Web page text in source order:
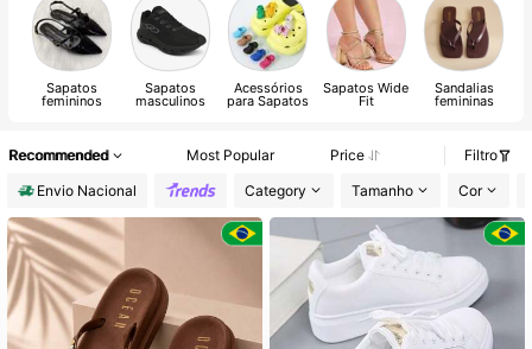
Sandália
Tenis Feminino
Sapatos
femininos
Sapatos
masculinos
Acessórios
para Sapatos
Sapatos Wide
Fit
Sandalias
femininas
Recommended Most Popular Price
Filtro
Envio Nacional
Category Tamanho Cor